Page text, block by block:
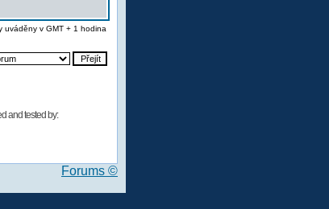
uváděny v GMT + 1 hodina
and tested by:
Forums ©